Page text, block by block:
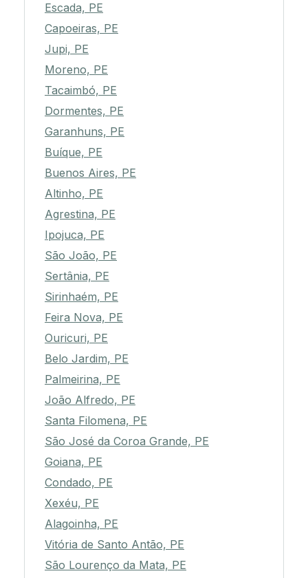
Escada, PE
Capoeiras, PE
Jupi, PE
Moreno, PE
Tacaimbó, PE
Dormentes, PE
Garanhuns, PE
Buíque, PE
Buenos Aires, PE
Altinho, PE
Agrestina, PE
Ipojuca, PE
São João, PE
Sertânia, PE
Sirinhaém, PE
Feira Nova, PE
Ouricuri, PE
Belo Jardim, PE
Palmeirina, PE
João Alfredo, PE
Santa Filomena, PE
São José da Coroa Grande, PE
Goiana, PE
Condado, PE
Xexéu, PE
Alagoinha, PE
Vitória de Santo Antão, PE
São Lourenço da Mata, PE